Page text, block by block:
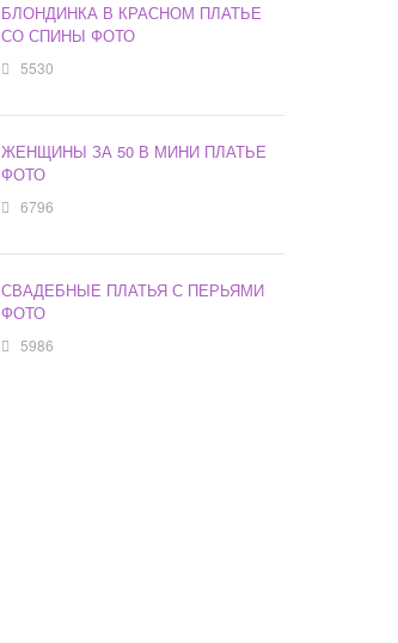
БЛОНДИНКА В КРАСНОМ ПЛАТЬЕ
СО СПИНЫ ФОТО
5530
ЖЕНЩИНЫ ЗА 50 В МИНИ ПЛАТЬЕ
ФОТО
6796
СВАДЕБНЫЕ ПЛАТЬЯ С ПЕРЬЯМИ
ФОТО
5986